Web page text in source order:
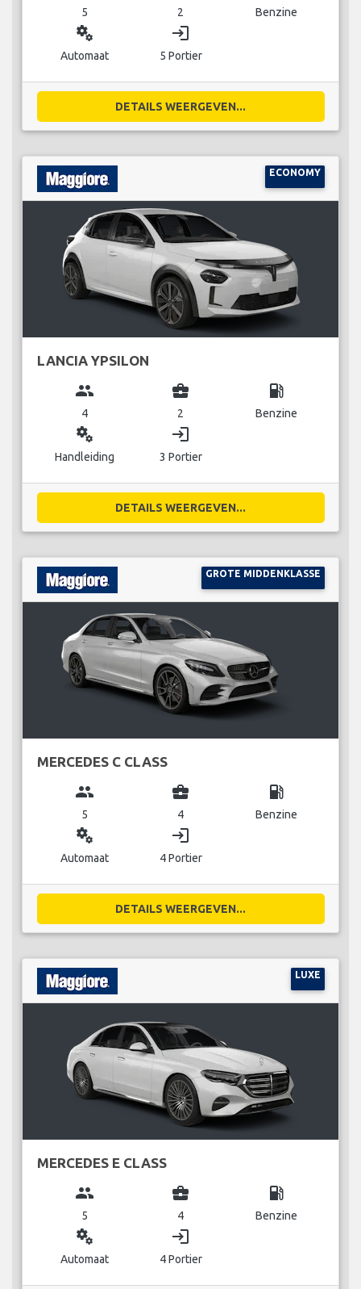
5 2 Benzine
miscellaneous_services
Automaat
login
5 Portier
DETAILS WEERGEVEN...
ECONOMY
LANCIA YPSILON
group
4
business_center
2
local_gas_station
Benzine
miscellaneous_services
Handleiding
login
3 Portier
DETAILS WEERGEVEN...
GROTE MIDDENKLASSE
MERCEDES C CLASS
group
5
business_center
4
local_gas_station
Benzine
miscellaneous_services
Automaat
login
4 Portier
DETAILS WEERGEVEN...
LUXE
MERCEDES E CLASS
group
5
business_center
4
local_gas_station
Benzine
miscellaneous_services
Automaat
login
4 Portier